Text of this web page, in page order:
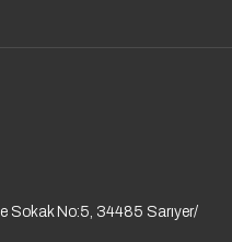
Sokak No:5, 34485 Sarıyer/